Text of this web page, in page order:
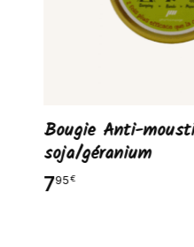
Bougie Anti-
soja/géranium
795€